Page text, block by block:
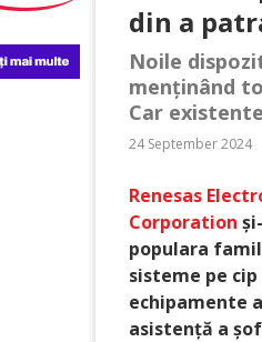
din a
Noile
menținând
Car existente
24 September 2024
Renesas
Corporation
populara
sisteme pe cip
echipamente
asistență a